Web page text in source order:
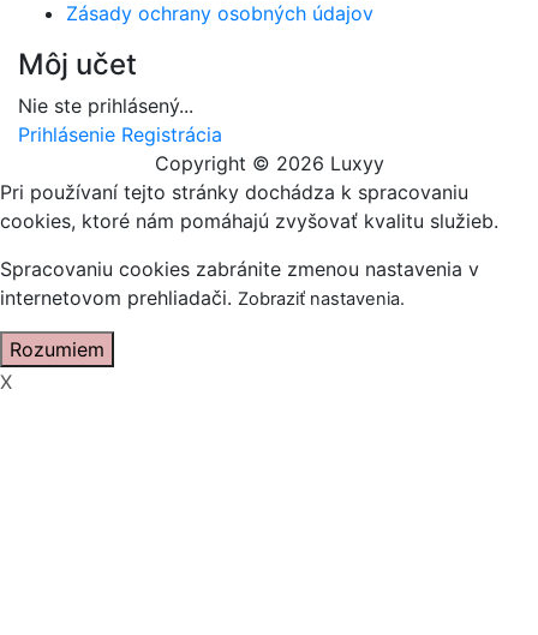
Zásady ochrany osobných údajov
Môj učet
Nie ste prihlásený...
Prihlásenie Registrácia
Copyright © 2026 Luxyy
Pri používaní tejto stránky dochádza k spracovaniu
cookies, ktoré nám pomáhajú zvyšovať kvalitu služieb.
Spracovaniu cookies zabránite zmenou nastavenia v
internetovom prehliadači. Zobraziť nastavenia.
Rozumiem
X